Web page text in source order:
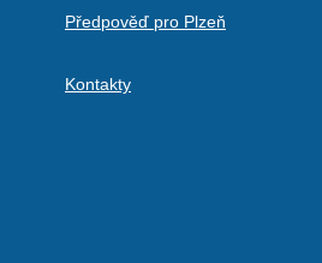
Předpověď pro Plzeň
Kontakty